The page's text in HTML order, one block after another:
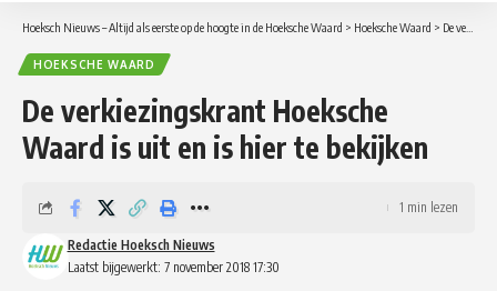
Hoeksch Nieuws – Altijd als eerste op de hoogte in de Hoeksche Waard > Hoeksche Waard > De verkiezingskrant Hoeksche Waard is uit en is hier te bekijken
HOEKSCHE WAARD
De verkiezingskrant Hoeksche
Waard is uit en is hier te bekijken
Laatst bijgewerkt: 7 november 2018 17:30
Redactie Hoeksch Nieuws
1 min lezen